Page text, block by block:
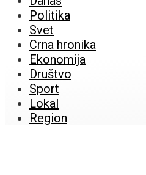
Politika
Svet
Crna hronika
Ekonomija
Društvo
Sport
Lokal
Region